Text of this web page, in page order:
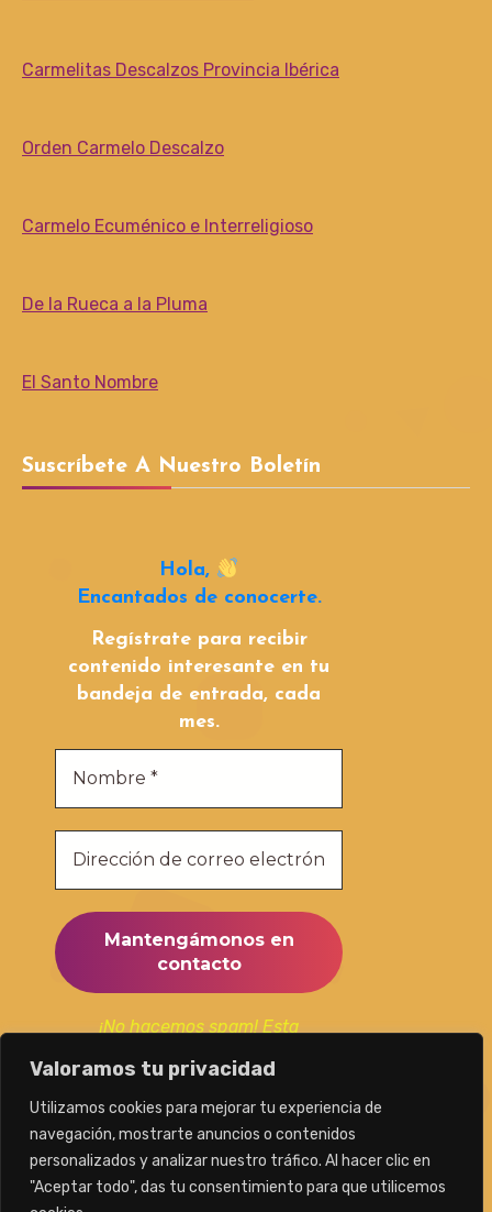
Valoramos tu privacidad
Utilizamos cookies para mejorar tu experiencia de
navegación, mostrarte anuncios o contenidos
personalizados y analizar nuestro tráfico. Al hacer clic en
"Aceptar todo", das tu consentimiento para que utilicemos
Carmelitas Descalzos Provincia Ibérica
Orden Carmelo Descalzo
Carmelo Ecuménico e Interreligioso
De la Rueca a la Pluma
El Santo Nombre
Suscríbete A Nuestro Boletín
Hola,
Encantados de conocerte.
Regístrate para recibir
contenido interesante en tu
bandeja de entrada, cada
mes.
¡No hacemos spam! Esta
únicamente para mantenerte al
día de nuestras publicaciones.